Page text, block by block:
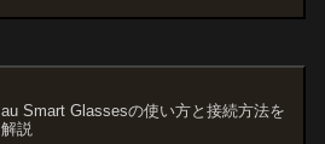
au Smart Glassesの使い方と接続方法を
解説